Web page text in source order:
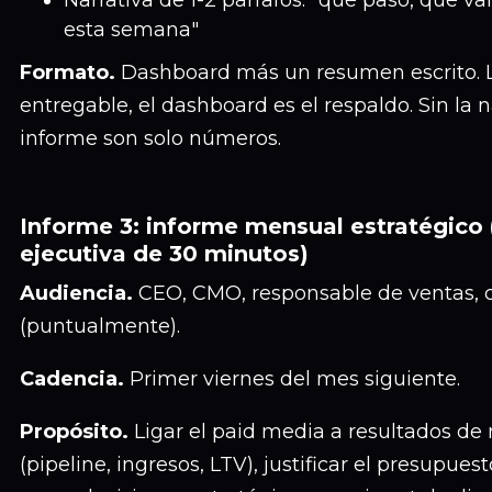
esta semana"
Formato. Dashboard más un resumen escrito.
entregable, el dashboard es el respaldo. Sin la
informe son solo números.
Informe 3: informe mensual estratégico
ejecutiva de 30 minutos)
Audiencia. CEO, CMO, responsable de ventas,
(puntualmente).
Cadencia. Primer viernes del mes siguiente.
Propósito. Ligar el paid media a resultados de
(pipeline, ingresos, LTV), justificar el